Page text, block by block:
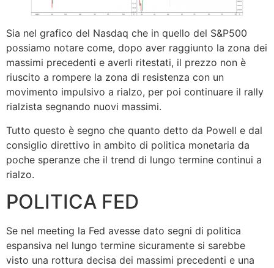
Sia nel grafico del Nasdaq che in quello del S&P500
possiamo notare come, dopo aver raggiunto la zona dei
massimi precedenti e averli ritestati, il prezzo non è
riuscito a rompere la zona di resistenza con un
movimento impulsivo a rialzo, per poi continuare il rally
rialzista segnando nuovi massimi.
Tutto questo è segno che quanto detto da Powell e dal
consiglio direttivo in ambito di politica monetaria da
poche speranze che il trend di lungo termine continui a
rialzo.
POLITICA FED
Se nel meeting la Fed avesse dato segni di politica
espansiva nel lungo termine sicuramente si sarebbe
visto una rottura decisa dei massimi precedenti e una